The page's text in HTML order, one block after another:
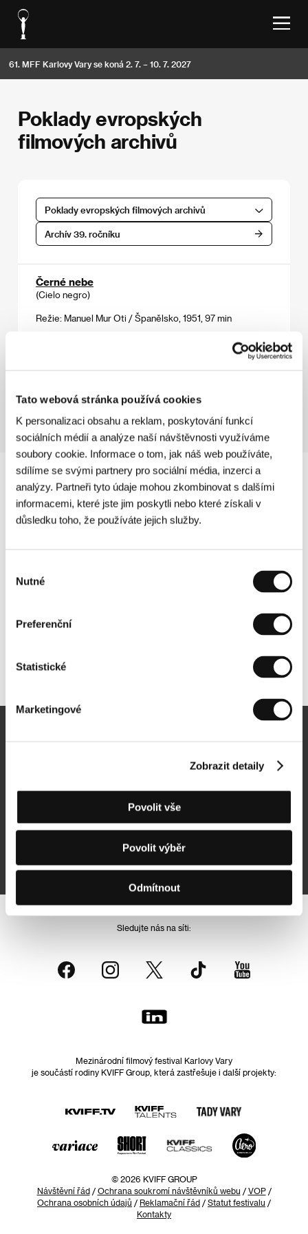
Tato webová stránka používá cookies
K personalizaci obsahu a reklam, poskytování funkcí
sociálních médií a analýze naší návštěvnosti využíváme
soubory cookie. Informace o tom, jak náš web používáte,
sdílíme se svými partnery pro sociální média, inzerci a
analýzy. Partneři tyto údaje mohou zkombinovat s dalšími
informacemi, které jste jim poskytli nebo které získali v
důsledku toho, že používáte jejich služby.
souhlasu
Nutné
Preferenční
Statistické
Marketingové
Zobrazit detaily
Povolit vše
Povolit výběr
Odmítnout
61. MFF Karlovy Vary se koná 2. 7. – 10. 7. 2027
Poklady evropských
filmových archivů
Poklady evropských filmových archivů
Archív 39. ročníku
Černé nebe
(Cielo negro)
Režie: Manuel Mur Oti / Španělsko, 1951, 97 min
Přihlásit se k odběru
Sledujte nás na síti:
Mezinárodní filmový festival Karlovy Vary
je součástí rodiny KVIFF Group, která zastřešuje i další projekty:
© 2026 KVIFF GROUP
Návštěvní řád/ Ochrana soukromí návštěvníků webu / VOP/
Ochrana osobních údajů / Reklamační řád / Statut festivalu /
Kontakty